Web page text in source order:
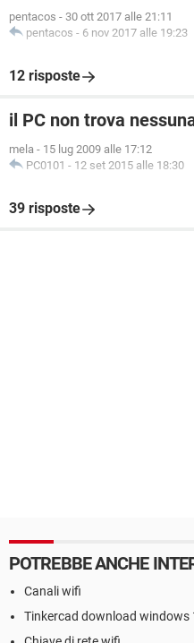
pentacos - 30 ott 2017 alle 21:11
pentacos - 6 nov 2017 alle 19:23
12 risposte
il PC non trova
mela - 15 lug 2009 alle 17:12
PC0101 - 12 set 2015 alle 18:30
39 risposte
POTREBBE ANCHE
Canali wifi
Tinkercad download windows